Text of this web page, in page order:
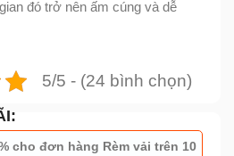
đó trở nên ấm cúng và dễ
5/5 - (24 bình chọn)
cho đơn hàng Rèm vải trên 10